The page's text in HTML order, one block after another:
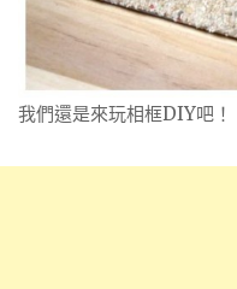
我們還是來玩相框DIY吧！